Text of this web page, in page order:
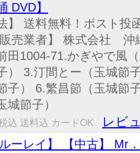
DVD】
】 送料無料！ポスト
販売業者】 株式会社
田1004-71.かぎやで風
） 3.汀間とー（玉城節
子） 6.繁昌節（玉城節
城節子）
込 送料込 カードOK レビ
ルーレイ】 【中古】